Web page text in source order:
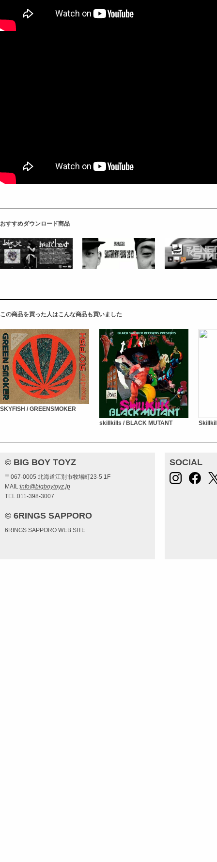
おすすめダウンロード商品
この商品を買った人はこんな商品も買いました
SKYFISH / GREENSMOKER
skillkills / BLACK MUTANT
© BIG BOY TOYZ
〒067-0005 北海道江別市牧場町23-5 1F
MAIL:info@bigboytoyz.jp
TEL:011-398-3007
© 6RINGS SAPPORO
6RINGS SAPPORO WEB SITE
SOCIAL